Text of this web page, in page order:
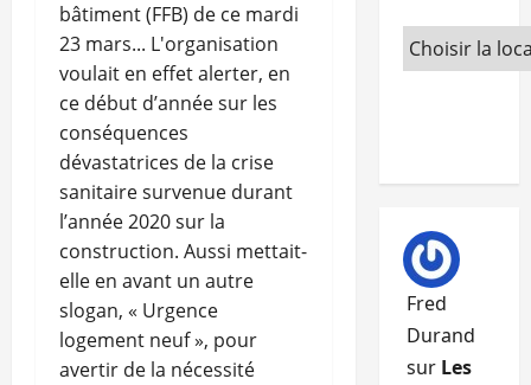
bâtiment (FFB) de ce mardi
23 mars... L'organisation
voulait en effet alerter, en
ce début d’année sur les
conséquences
dévastatrices de la crise
sanitaire survenue durant
l’année 2020 sur la
construction. Aussi mettait-
elle en avant un autre
slogan, « Urgence
logement neuf », pour
avertir de la nécessité
Fred
Durand
sur Les